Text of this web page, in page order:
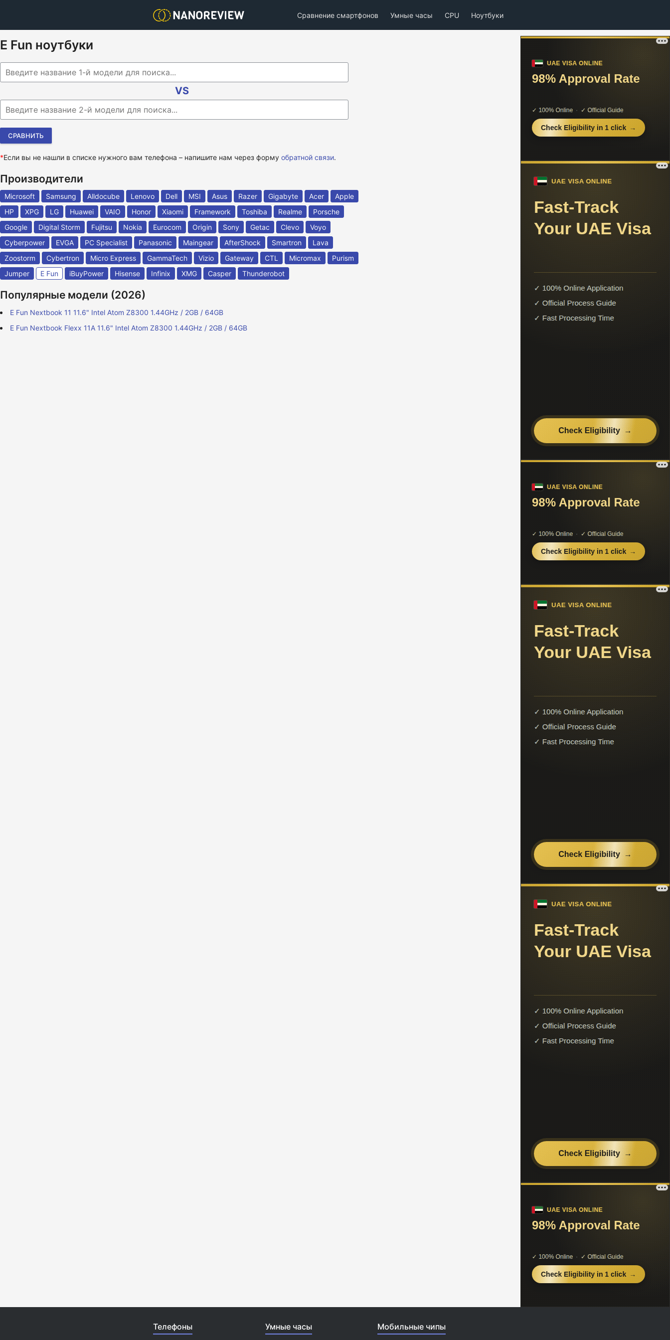
Сравнение смартфонов Умные часы CPU Ноутбуки
E Fun ноутбуки
VS
*Если вы не нашли в списке нужного вам телефона – напишите нам через форму обратной связи.
Производители
Microsoft Samsung Alldocube Lenovo Dell MSI Asus Razer Gigabyte Acer
Apple
HP
XPG LG Huawei VAIO Honor Xiaomi Framework Toshiba Realme
Porsche
Google
Digital Storm Fujitsu Nokia Eurocom Origin Sony Getac Clevo
Voyo
Cyberpower
EVGA PC Specialist Panasonic Maingear AfterShock Smartron
Lava
Zoostorm
Cybertron Micro Express GammaTech Vizio Gateway CTL Micromax
Purism
Jumper
E Fun iBuyPower Hisense Infinix XMG Casper Thunderobot
Популярные модели (2026)
E Fun Nextbook 11 11.6" Intel Atom Z8300 1.44GHz / 2GB / 64GB
E Fun Nextbook Flexx 11A 11.6" Intel Atom Z8300 1.44GHz / 2GB / 64GB
Телефоны Умные часы Мобильные чипы